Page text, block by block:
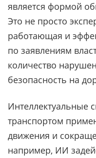
является формой
Это не просто
работающая и
по заявлениям
количество
безопасность на
Интеллектуальные
транспортом
движения и
например, ИИ